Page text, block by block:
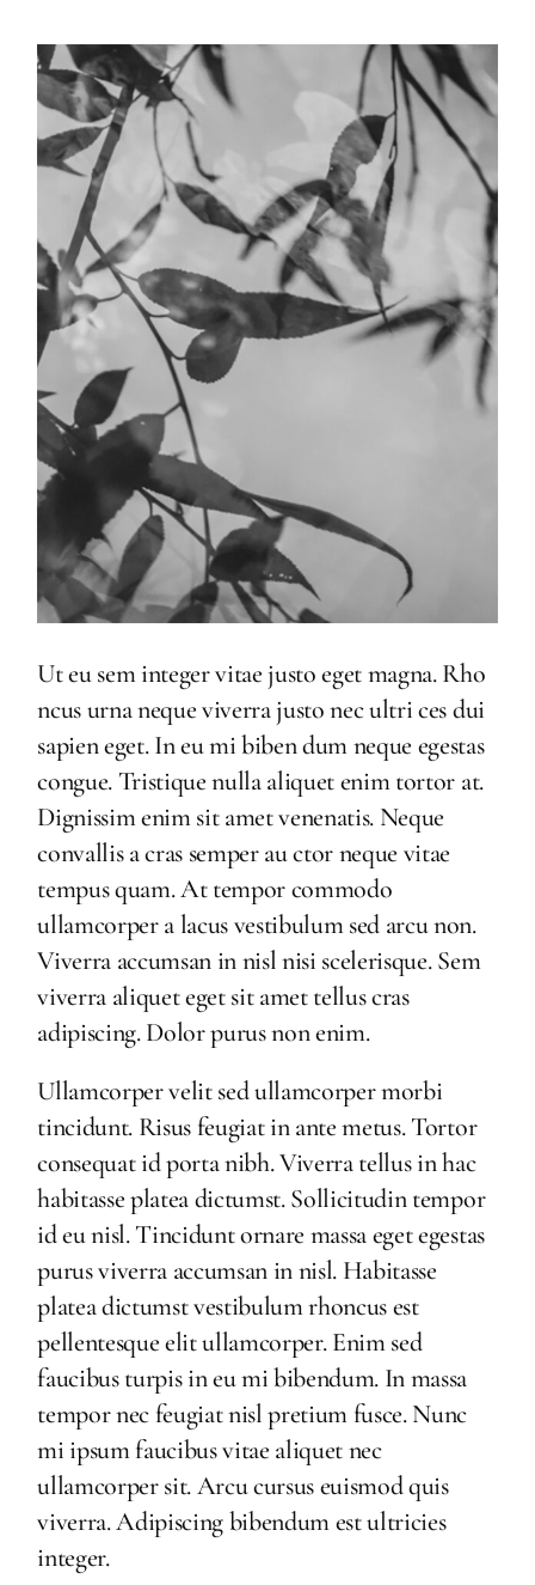
Ut eu sem integer vitae justo eget magna. Rho
ncus urna neque viverra justo nec ultri ces dui
sapien eget. In eu mi biben dum neque egestas
congue. Tristique nulla aliquet enim tortor at.
Dignissim enim sit amet venenatis. Neque
convallis a cras semper au ctor neque vitae
tempus quam. At tempor commodo
ullamcorper a lacus vestibulum sed arcu non.
Viverra accumsan in nisl nisi scelerisque. Sem
viverra aliquet eget sit amet tellus cras
adipiscing. Dolor purus non enim.
Ullamcorper velit sed ullamcorper morbi
tincidunt. Risus feugiat in ante metus. Tortor
consequat id porta nibh. Viverra tellus in hac
habitasse platea dictumst. Sollicitudin tempor
id eu nisl. Tincidunt ornare massa eget egestas
purus viverra accumsan in nisl. Habitasse
platea dictumst vestibulum rhoncus est
pellentesque elit ullamcorper. Enim sed
faucibus turpis in eu mi bibendum. In massa
tempor nec feugiat nisl pretium fusce. Nunc
mi ipsum faucibus vitae aliquet nec
ullamcorper sit. Arcu cursus euismod quis
viverra. Adipiscing bibendum est ultricies
integer.